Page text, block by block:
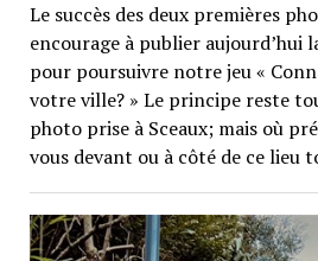
Le succès des deux premières
encourage à publier aujourd’hui
pour poursuivre notre jeu «
votre ville? » Le principe reste
photo prise à Sceaux; mais où
vous devant ou à côté de ce lieu